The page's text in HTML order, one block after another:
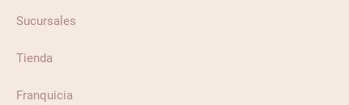
Sucursales
Tienda
Franquicia